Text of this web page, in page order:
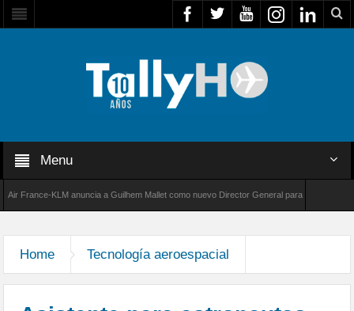
Menu
KLM anuncia a Guilhem Mallet como nuevo Director General para América Latina
Home Tecnología aeroespacial